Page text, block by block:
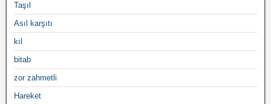
Taşıl
Asıl karşıtı
kıl
bitab
zor zahmetli
Hareket